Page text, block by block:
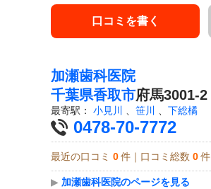
口コミを書く
加瀬歯科医院
千葉県香取市府馬3001-2
最寄駅： 小見川 、 笹川 、 下総橘
0478-70-7772
最近の口コミ 0 件｜口コミ総数 0 件
▶ 加瀬歯科医院のページを見る